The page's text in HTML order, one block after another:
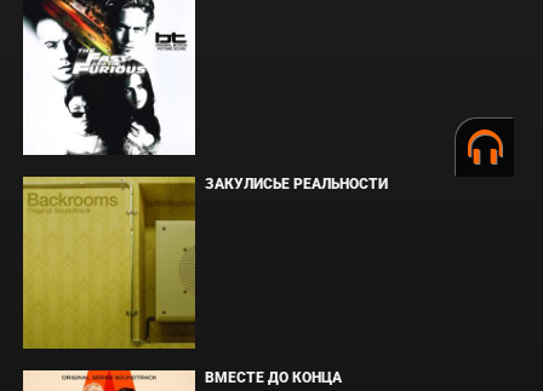
ЗАКУЛИСЬЕ РЕАЛЬНОСТИ
ВМЕСТЕ ДО КОНЦА